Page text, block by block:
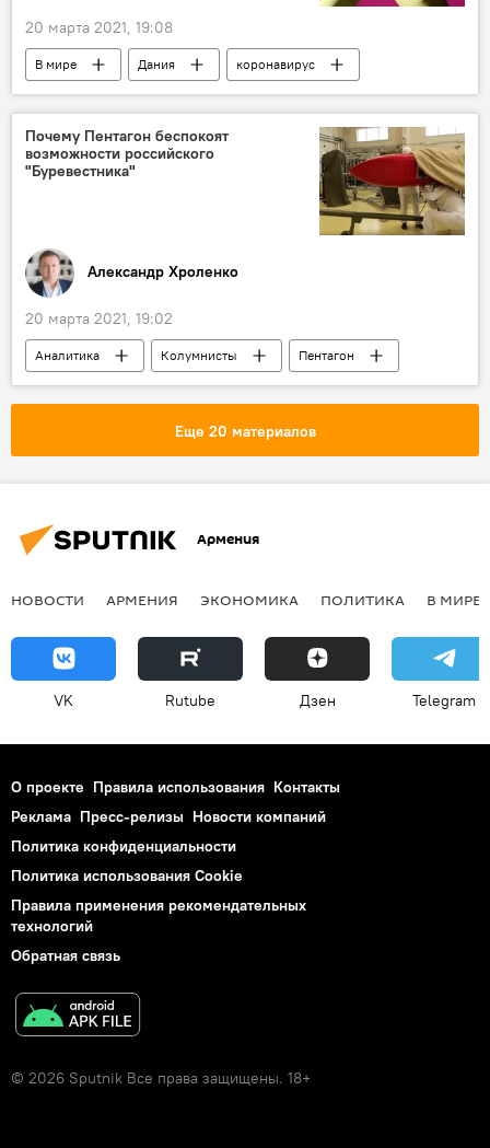
20 марта 2021, 19:08
В мире Дания
коронавирус
вакцинация
Почему Пентагон беспокоят
возможности российского
"Буревестника"
Александр Хроленко
20 марта 2021, 19:02
Аналитика Колумнисты
Пентагон
ракета
Еще 20 материалов
Армения
НОВОСТИ АРМЕНИЯ ЭКОНОМИКА ПОЛИТИКА В МИРЕ
VK Rutube Дзен Telegram
О проекте Правила использования Контакты
Реклама Пресс-релизы Новости компаний
Политика конфиденциальности
Политика использования Cookie
Правила применения рекомендательных
технологий
Обратная связь
© 2026 Sputnik Все права защищены. 18+